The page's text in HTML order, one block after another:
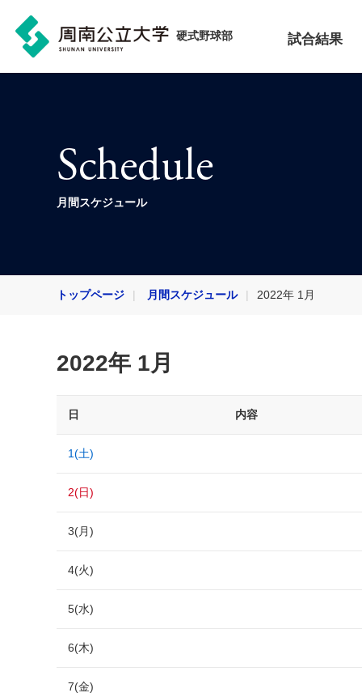
硬式野球部 試合結果
Schedule
月間スケジュール
トップページ 月間スケジュール 2022年 1月
2022年 1月
日 内容
1(土)
2(日)
3(月)
4(火)
5(水)
6(木)
7(金)